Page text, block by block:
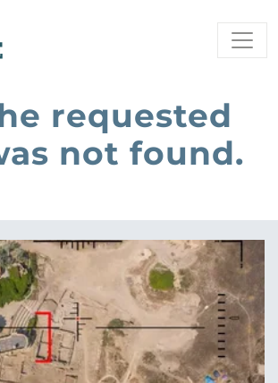
requested
not found.